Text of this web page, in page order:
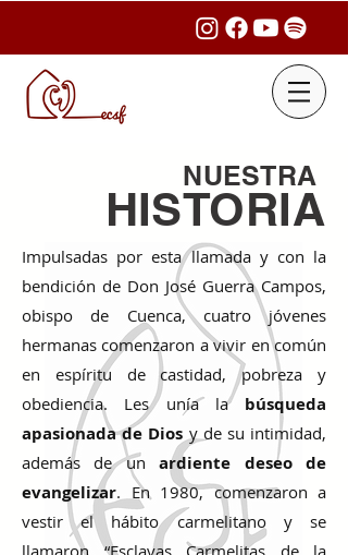
HISTORIA
NUESTRA
Impulsadas por esta llamada y con la
bendición de Don José Guerra Campos,
obispo de Cuenca, cuatro jóvenes
hermanas comenzaron a vivir en común
en espíritu de castidad, pobreza y
obediencia. Les unía la búsqueda
apasionada de Dios y de su intimidad,
además de unardiente deseo de
evangelizar. En 1980, comenzaron a
vestir el hábito carmelitano y se
llamaron “Esclavas Carmelitas de la